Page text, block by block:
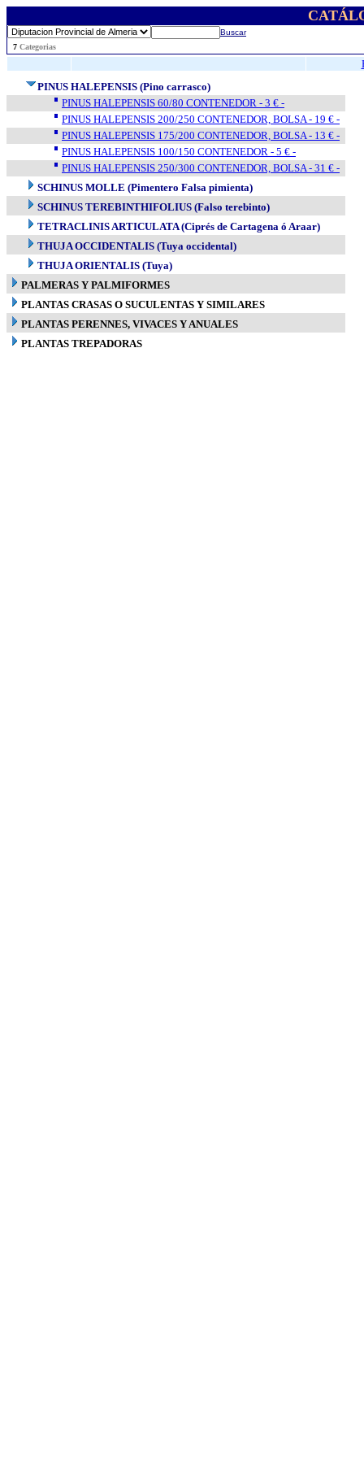
Buscar
7 Categorias
PINUS HALEPENSIS (Pino carrasco)
PINUS HALEPENSIS 60/80 CONTENEDOR - 3 € -
PINUS HALEPENSIS 200/250 CONTENEDOR, BOLSA - 19 € -
PINUS HALEPENSIS 175/200 CONTENEDOR, BOLSA - 13 € -
PINUS HALEPENSIS 100/150 CONTENEDOR - 5 € -
PINUS HALEPENSIS 250/300 CONTENEDOR, BOLSA - 31 € -
SCHINUS MOLLE (Pimentero Falsa pimienta)
SCHINUS TEREBINTHIFOLIUS (Falso terebinto)
TETRACLINIS ARTICULATA (Ciprés de Cartagena ó Araar)
THUJA OCCIDENTALIS (Tuya occidental)
THUJA ORIENTALIS (Tuya)
PALMERAS Y PALMIFORMES
PLANTAS CRASAS O SUCULENTAS Y SIMILARES
PLANTAS PERENNES, VIVACES Y ANUALES
PLANTAS TREPADORAS